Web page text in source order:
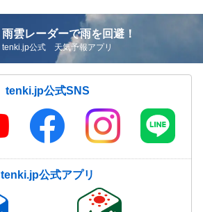
雨雲レーダーで雨を回避！
tenki.jp公式 天気予報アプリ
tenki.jp公式SNS
tenki.jp公式アプリ